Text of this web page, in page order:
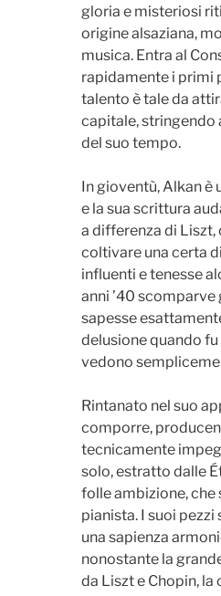
gloria e misteriosi
origine alsaziana,
musica. Entra al
rapidamente i primi
talento è tale da
capitale, stringendo
del suo tempo.
In gioventù, Alkan è
e la sua scrittura
a differenza di Liszt,
coltivare una certa
influenti e tenesse
anni ’40 scomparve
sapesse
delusione quando
vedono
Rintanato nel suo
comporre,
tecnicamente
solo, estratto dalle
folle ambizione, che
pianista. I suoi
una sapienza
nonostante la
da Liszt e Chopin,